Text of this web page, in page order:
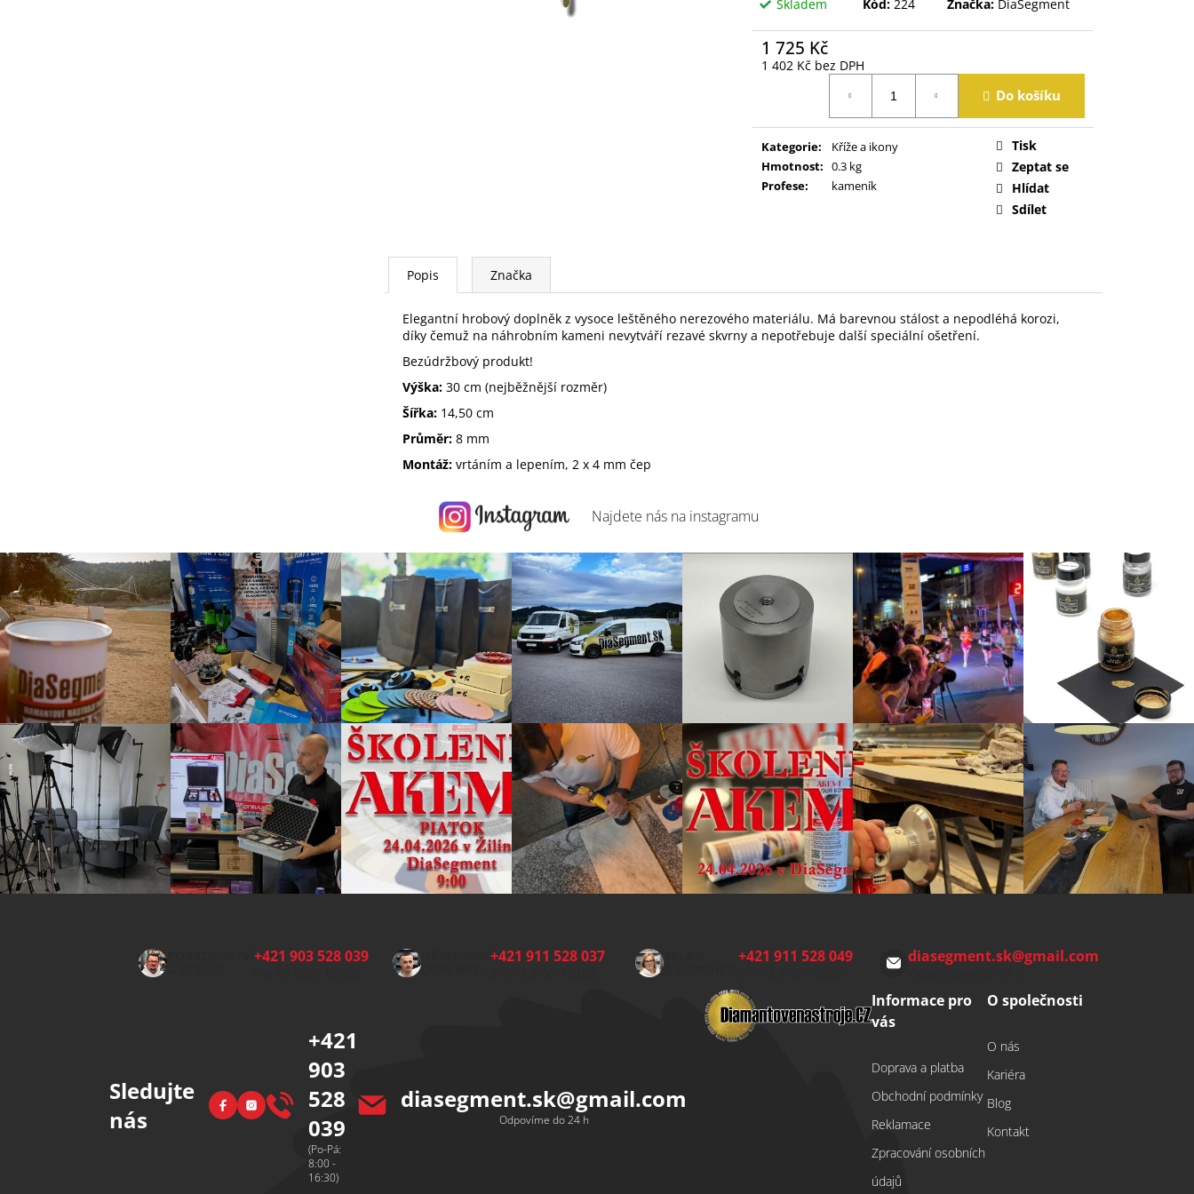
Skladem Kód: 224 Značka: DiaSegment
1 725 Kč
1 402 Kč bez DPH
Do košíku
Kategorie:
Kříže a ikony
Hmotnost: 0.3 kg
Profese: kameník
Tisk
Zeptat se
Hlídat
Sdílet
Popis Značka
Elegantní hrobový doplněk z vysoce leštěného nerezového materiálu. Má barevnou stálost a nepodléhá korozi,
díky čemuž na náhrobním kameni nevytváří rezavé skvrny a nepotřebuje další speciální ošetření.
Bezúdržbový produkt!
Výška: 30 cm (nejběžnější rozměr)
Šířka: 14,50 cm
Průměr: 8 mm
Montáž: vrtáním a lepením, 2 x 4 mm čep
Najdete nás na instagramu
PORADENSTVÍ+421 903 528 039
HŘBITOVNÍ+421 911 528 037
SKLAD
A EXPEDICE:
+421 911 528 049 diasegment.sk@gmail.com
Sledujte
nás
FacebookInstagram
+421
903
528
039
(Po-Pá:
8:00 -
16:30)
diasegment.sk@gmail.com
Odpovíme do 24 h
Informace pro
vás
Doprava a platba
Obchodní podmínky
Reklamace
Zpracování osobních
údajů
O společnosti
O nás
Kariéra
Blog
Kontakt